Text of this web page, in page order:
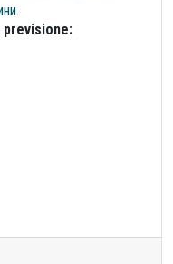
previsione: